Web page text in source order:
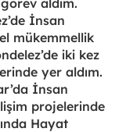
İnsan
mükemmellik
iki kez
yer aldım.
İnsan
projelerinde
Hayat